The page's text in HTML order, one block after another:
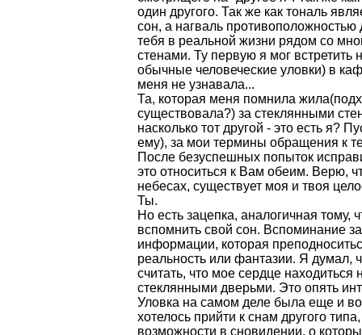
один другого. Так же как тональ
сон, а нагваль противоположностью
тебя в реальной жизни рядом со
стенами. Ту первую я мог встретить
обычные человеческие уловки) в
меня не узнавала...
Та, которая меня помнила
существовала?) за стеклянными
насколько тот другой - это есть я?
ему), за мои термины обращения к
После безуспешных попыток
это относиться к Вам обеим. Верю,
небесах, существует моя и твоя
Ты.
Но есть зацепка, аналогичная тому,
вспомнить свой сон. Вспоминание
информации, которая
реальность или фантазии. Я думал,
считать, что мое сердце находиться
стеклянными дверьми. Это опять
Уловка на самом деле была еще и
хотелось прийти к снам другого
возможности в сновидении, о